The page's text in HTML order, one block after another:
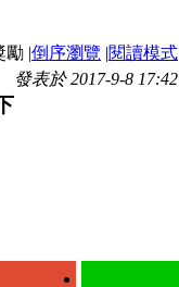
|倒序瀏覽 |閱讀模式
發表於 2017-9-8 17:42